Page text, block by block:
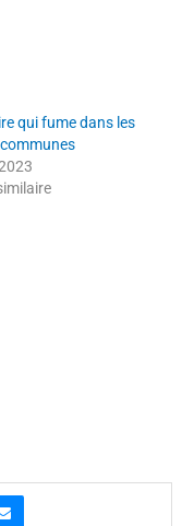
qui fume dans les